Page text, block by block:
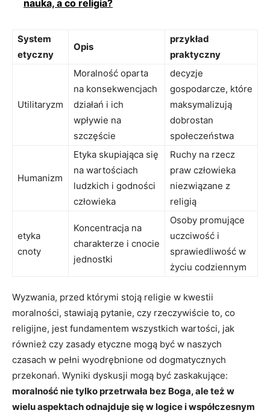
nauka, a co religia?
System
etyczny
Opis
przykład
praktyczny
Utilitaryzm
Moralność oparta
na konsekwencjach
działań i⁤ ich
wpływie na
szczęście
decyzje‌
gospodarcze, które
maksymalizują
dobrostan
społeczeństwa
Humanizm
Etyka skupiająca się‍
na wartościach
ludzkich i‌ godności
człowieka
Ruchy na⁤ rzecz
praw człowieka
niezwiązane z
religią
etyka
cnoty
Koncentracja na
charakterze i ⁣cnocie
jednostki
Osoby ‍promujące
uczciwość i
sprawiedliwość w‌
życiu codziennym
Wyzwania, przed którymi stoją ‍religie w kwestii
moralności, stawiają pytanie,​ czy rzeczywiście to, co
⁤religijne, ⁤jest fundamentem wszystkich wartości, jak
również czy zasady etyczne mogą być w⁢ naszych
czasach w pełni wyodrębnione od dogmatycznych ​
przekonań. Wyniki‌ dyskusji mogą być zaskakujące: ‍
moralność⁣ nie⁣ tylko przetrwała bez Boga, ⁤ale ‌też w
wielu ‍aspektach odnajduje ⁢się w ⁤logice i współczesnym